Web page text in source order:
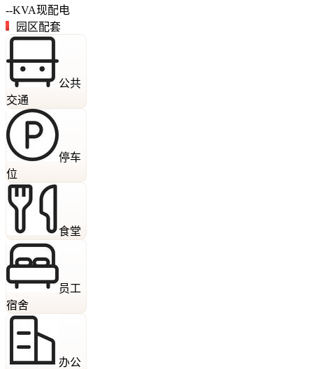
--KVA现配电
园区配套
公共
交通
停车
位
食堂
员工
宿舍
办公